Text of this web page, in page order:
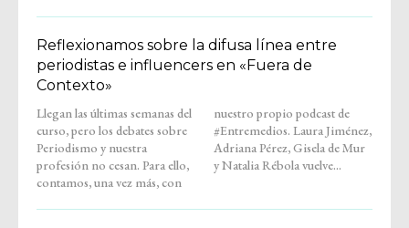
Reflexionamos sobre la difusa línea entre
periodistas e influencers en «Fuera de
Contexto»
Llegan las últimas semanas del
curso, pero los debates sobre
Periodismo y nuestra
profesión no cesan. Para ello,
contamos, una vez más, con
nuestro propio podcast de
#Entremedios. Laura Jiménez,
Adriana Pérez, Gisela de Mur
y Natalia Rébola vuelve...